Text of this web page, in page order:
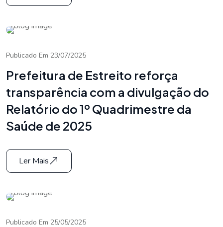
Publicado Em 23/07/2025
Prefeitura de Estreito reforça
transparência com a divulgação do
Relatório do 1º Quadrimestre da
Saúde de 2025
Ler Mais
Publicado Em 25/05/2025